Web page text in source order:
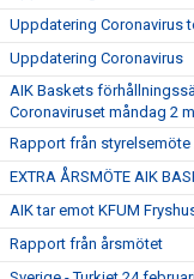
Uppdatering Coronavirus
Uppdatering Coronavirus
AIK Baskets
Coronaviruset måndag 2
Rapport från styrelsemöte
EXTRA ÅRSMÖTE AIK
AIK tar emot KFUM
Rapport från årsmötet